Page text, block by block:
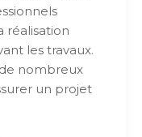
réalisation
les travaux.
nombreux
un projet